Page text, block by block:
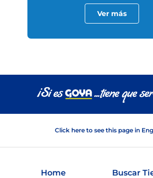
Ver más
Click here to see this page in
Home
Buscar